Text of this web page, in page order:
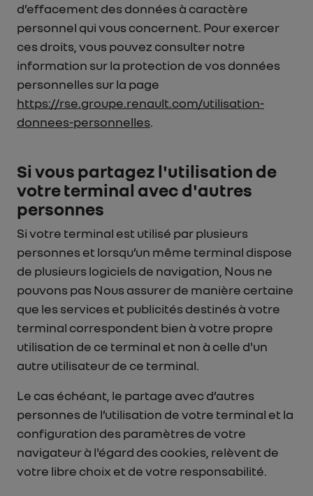
d’effacement des données à caractère
personnel qui vous concernent. Pour exercer
ces droits, vous pouvez consulter notre
information sur la protection de vos données
personnelles sur la page
https://rse.groupe.renault.com/utilisation-
donnees-personnelles.
Si vous partagez l'utilisation de
votre terminal avec d'autres
personnes
Si votre terminal est utilisé par plusieurs
personnes et lorsqu’un même terminal dispose
de plusieurs logiciels de navigation, Nous ne
pouvons pas Nous assurer de manière certaine
que les services et publicités destinés à votre
terminal correspondent bien à votre propre
utilisation de ce terminal et non à celle d'un
autre utilisateur de ce terminal.
Le cas échéant, le partage avec d’autres
personnes de l’utilisation de votre terminal et la
configuration des paramètres de votre
navigateur à l'égard des cookies, relèvent de
votre libre choix et de votre responsabilité.